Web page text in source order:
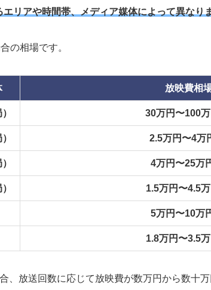
リアや時間帯、メディア媒体によって異なり
の相場です。
放映費相
30万円〜100万
2.5万円〜4万
4万円〜25万
1.5万円〜4.5
5万円〜10万
1.8万円〜3.5
、放送回数に応じて放映費が数万円から数十